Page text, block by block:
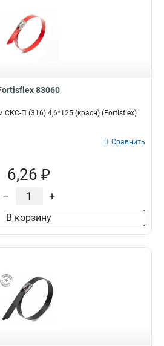
83060
СКС-П (316) 4,6*125 (красн) (Fortisflex)
Сравнить
6,26 ₽
– +
В корзину